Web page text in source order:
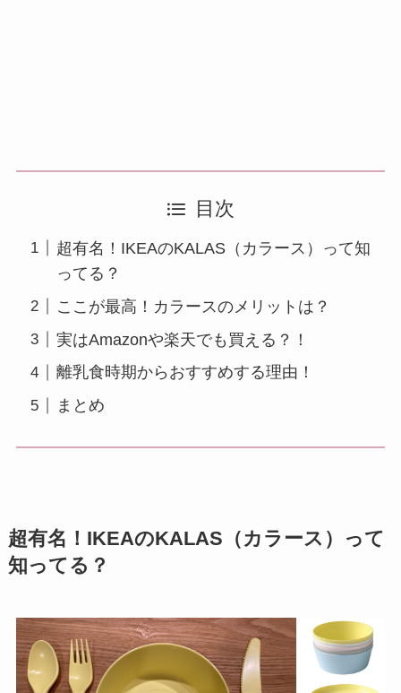
目次
超有名！IKEAのKALAS（カラース）って知
ってる？
ここが最高！カラースのメリットは？
実はAmazonや楽天でも買える？！
離乳食時期からおすすめする理由！
まとめ
超有名！IKEAのKALAS（カラース）って
知ってる？